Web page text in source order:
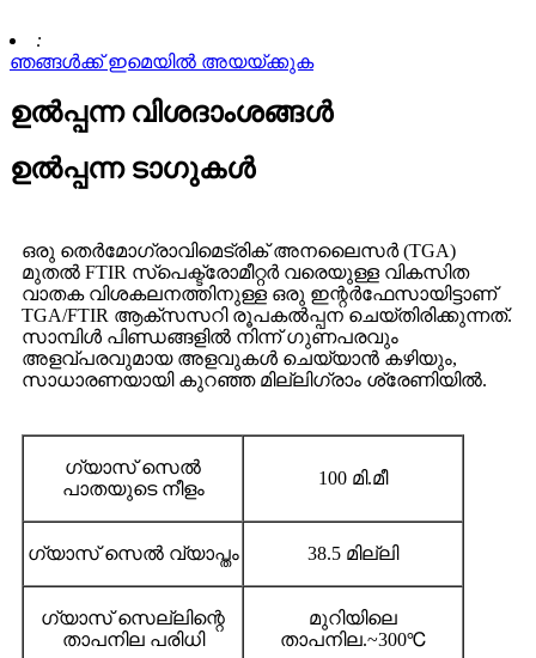
:
ഞങ്ങൾക്ക് ഇമെയിൽ അയയ്ക്കുക
ഉൽപ്പന്ന വിശദാംശങ്ങൾ
ഉൽപ്പന്ന ടാഗുകൾ
ഒരു തെർമോഗ്രാവിമെട്രിക് അനലൈസർ (TGA)
മുതൽ FTIR സ്പെക്ട്രോമീറ്റർ വരെയുള്ള വികസിത
വാതക വിശകലനത്തിനുള്ള ഒരു ഇന്റർഫേസായിട്ടാണ്
TGA/FTIR ആക്സസറി രൂപകൽപ്പന ചെയ്തിരിക്കുന്നത്.
സാമ്പിൾ പിണ്ഡങ്ങളിൽ നിന്ന് ഗുണപരവും
അളവ്പരവുമായ അളവുകൾ ചെയ്യാൻ കഴിയും,
സാധാരണയായി കുറഞ്ഞ മില്ലിഗ്രാം ശ്രേണിയിൽ.
ഗ്യാസ് സെൽ
പാതയുടെ നീളം
100 മി.മീ
ഗ്യാസ് സെൽ വ്യാപ്തം 38.5 മില്ലി
ഗ്യാസ് സെല്ലിന്റെ
താപനില പരിധി
മുറിയിലെ
താപനില.~300℃